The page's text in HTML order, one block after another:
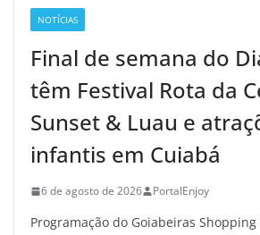
NOTÍCIAS
Final de semana do
têm Festival Rota da
Sunset & Luau e
infantis em Cuiabá
6 de agosto de 2026 PortalEnjoy
Programação do Goiabeiras